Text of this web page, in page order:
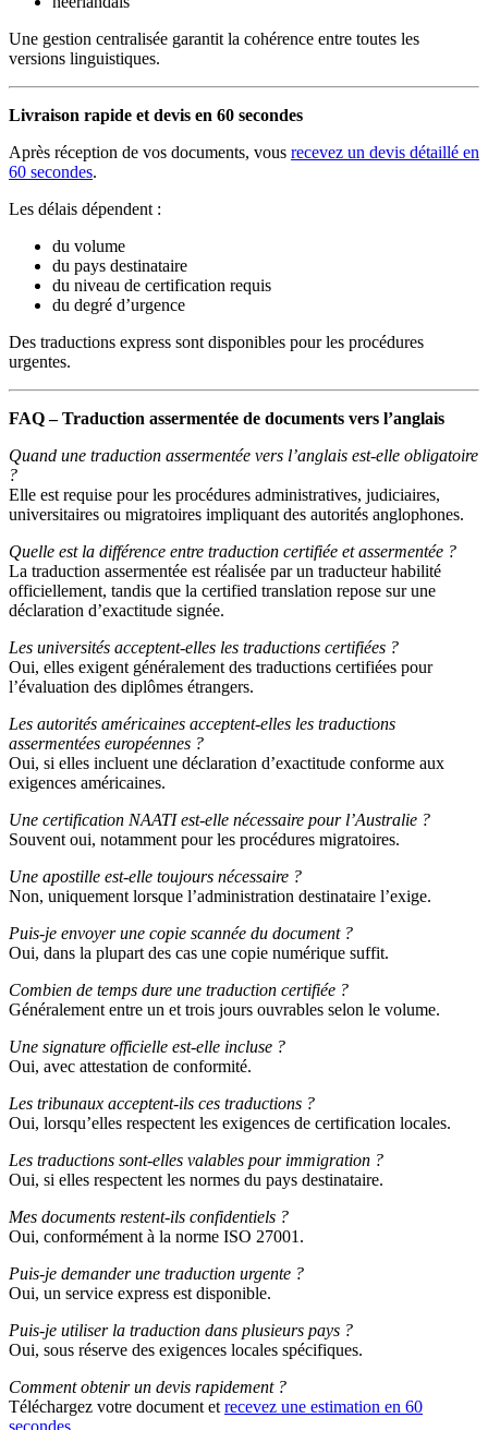
Une gestion centralisée garantit la cohérence entre toutes les
versions linguistiques.
Livraison rapide et devis en 60 secondes
Après réception de vos documents, vous recevez un devis détaillé en
60 secondes.
Les délais dépendent :
du volume
du pays destinataire
du niveau de certification requis
du degré d’urgence
Des traductions express sont disponibles pour les procédures
urgentes.
FAQ – Traduction assermentée de documents vers l’anglais
Quand une traduction assermentée vers l’anglais est-elle obligatoire
?
Elle est requise pour les procédures administratives, judiciaires,
universitaires ou migratoires impliquant des autorités anglophones.
Quelle est la différence entre traduction certifiée et assermentée ?
La traduction assermentée est réalisée par un traducteur habilité
officiellement, tandis que la certified translation repose sur une
déclaration d’exactitude signée.
Les universités acceptent-elles les traductions certifiées ?
Oui, elles exigent généralement des traductions certifiées pour
l’évaluation des diplômes étrangers.
Les autorités américaines acceptent-elles les traductions
assermentées européennes ?
Oui, si elles incluent une déclaration d’exactitude conforme aux
exigences américaines.
Une certification NAATI est-elle nécessaire pour l’Australie ?
Souvent oui, notamment pour les procédures migratoires.
Une apostille est-elle toujours nécessaire ?
Non, uniquement lorsque l’administration destinataire l’exige.
Puis-je envoyer une copie scannée du document ?
Oui, dans la plupart des cas une copie numérique suffit.
Combien de temps dure une traduction certifiée ?
Généralement entre un et trois jours ouvrables selon le volume.
Une signature officielle est-elle incluse ?
Oui, avec attestation de conformité.
Les tribunaux acceptent-ils ces traductions ?
Oui, lorsqu’elles respectent les exigences de certification locales.
Les traductions sont-elles valables pour immigration ?
Oui, si elles respectent les normes du pays destinataire.
Mes documents restent-ils confidentiels ?
Oui, conformément à la norme ISO 27001.
Puis-je demander une traduction urgente ?
Oui, un service express est disponible.
Puis-je utiliser la traduction dans plusieurs pays ?
Oui, sous réserve des exigences locales spécifiques.
Comment obtenir un devis rapidement ?
Téléchargez votre document et recevez une estimation en 60